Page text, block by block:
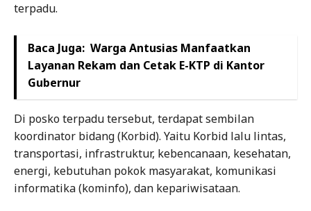
terpadu.
Baca Juga: Warga Antusias Manfaatkan
Layanan Rekam dan Cetak E-KTP di Kantor
Gubernur
Di posko terpadu tersebut, terdapat sembilan
koordinator bidang (Korbid). Yaitu Korbid lalu lintas,
transportasi, infrastruktur, kebencanaan, kesehatan,
energi, kebutuhan pokok masyarakat, komunikasi
informatika (kominfo), dan kepariwisataan.